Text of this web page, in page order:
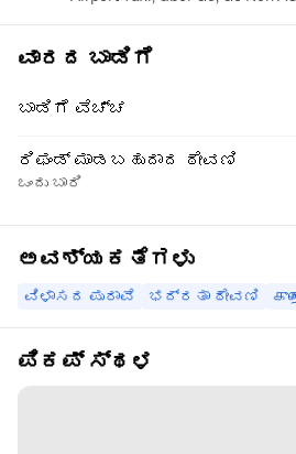
ವಾರದ ಬಾಡಿಗೆ
ಬಾಡಿಗೆ ವೆಚ್ಚ
ರಿಫಂಡ್ ಮಾಡಬಹುದಾದ ಠೇವಣಿ
ಒಂದು ಬಾರಿ
ಅವಶ್ಯಕತೆಗಳು
ವಿಳಾಸದ ಪುರಾವೆ ಭದ್ರತಾ ಠೇವಣಿ
ಪಿಕಪ್ ಸ್ಥಳ